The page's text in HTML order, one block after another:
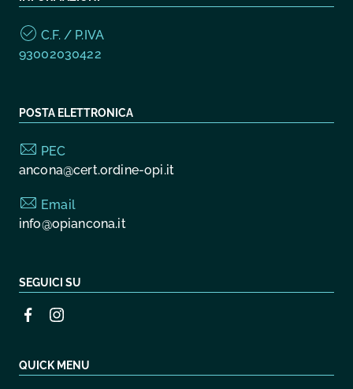
C.F. / P.IVA
93002030422
POSTA ELETTRONICA
PEC
ancona@cert.ordine-opi.it
Email
info@opiancona.it
SEGUICI SU
QUICK MENU